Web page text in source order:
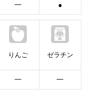
━ ●
りんご
━
ゼラチン
━